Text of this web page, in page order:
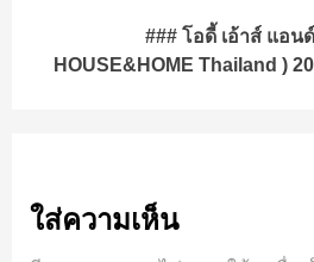
### โอดี้ เอ้าส์ แอน
HOUSE&HOME Thailand )
ใส่ความเห็น